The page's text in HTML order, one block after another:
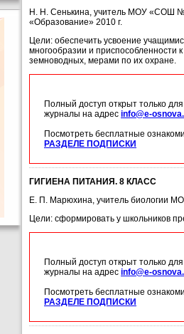
Н. Н. Сенькина, учитель МОУ «СОШ
«Образование» 2010 г.
Цели: обеспечить усвоение
многообразии и приспособленности
земноводных, мерами по их охране.
Полный доступ открыт только
журналы на адрес info@e-
Посмотреть бесплатные
РАЗДЕЛЕ ПОДПИСКИ
ГИГИЕНА ПИТАНИЯ. 8 КЛАСС
Е. П. Марюхина, учитель биологии
Цели: сформировать у школьников
Полный доступ открыт только
журналы на адрес info@e-
Посмотреть бесплатные
РАЗДЕЛЕ ПОДПИСКИ